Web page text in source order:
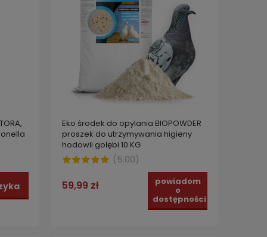
Eko środek do opylania BIOPOWDER
proszek do utrzymywania higieny
hodowli gołębi 10 KG
(5.00)
59,99 zł powiadom
o
dostępności